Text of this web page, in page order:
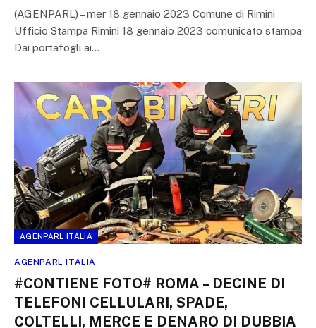
(AGENPARL) – mer 18 gennaio 2023 Comune di Rimini
Ufficio Stampa Rimini 18 gennaio 2023 comunicato stampa
Dai portafogli ai…
AGENPARL ITALIA
AGENPARL ITALIA
#CONTIENE FOTO# ROMA – DECINE DI
TELEFONI CELLULARI, SPADE,
COLTELLI, MERCE E DENARO DI DUBBIA